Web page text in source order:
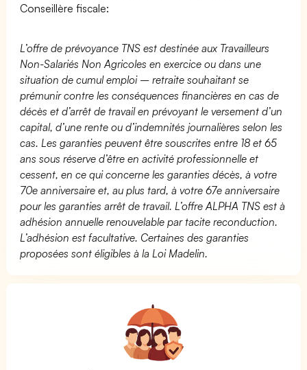
Conseillère fiscale:
L’offre de prévoyance TNS est destinée aux Travailleurs
Non-Salariés Non Agricoles en exercice ou dans une
situation de cumul emploi – retraite souhaitant se
prémunir contre les conséquences financières en cas de
décès et d’arrêt de travail en prévoyant le versement d’un
capital, d’une rente ou d’indemnités journalières selon les
cas. Les garanties peuvent être souscrites entre 18 et 65
ans sous réserve d’être en activité professionnelle et
cessent, en ce qui concerne les garanties décès, à votre
70e anniversaire et, au plus tard, à votre 67e anniversaire
pour les garanties arrêt de travail. L’offre ALPHA TNS est à
adhésion annuelle renouvelable par tacite reconduction.
L’adhésion est facultative. Certaines des garanties
proposées sont éligibles à la Loi Madelin.